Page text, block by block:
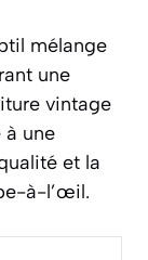
mélange
une
vintage
à une
et la
à-l’œil.